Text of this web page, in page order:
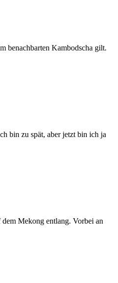
benachbarten Kambodscha gilt.
bin zu spät, aber jetzt bin ich ja
Mekong entlang. Vorbei an